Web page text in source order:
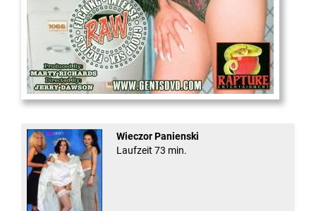
Office Slut Gangbang
Wieczor Panienski
Laufzeit 73 min.